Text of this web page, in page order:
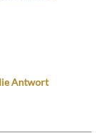
Antwort